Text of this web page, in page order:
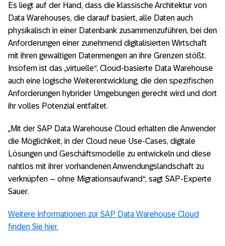
Es liegt auf der Hand, dass die klassische Architektur von
Data Warehouses, die darauf basiert, alle Daten auch
physikalisch in einer Datenbank zusammenzuführen, bei den
Anforderungen einer zunehmend digitalisierten Wirtschaft
mit ihren gewaltigen Datenmengen an ihre Grenzen stößt.
Insofern ist das „virtuelle“, Cloud-basierte Data Warehouse
auch eine logische Weiterentwicklung, die den spezifischen
Anforderungen hybrider Umgebungen gerecht wird und dort
ihr volles Potenzial entfaltet.
„Mit der SAP Data Warehouse Cloud erhalten die Anwender
die Möglichkeit, in der Cloud neue Use-Cases, digitale
Lösungen und Geschäftsmodelle zu entwickeln und diese
nahtlos mit ihrer vorhandenen Anwendungslandschaft zu
verknüpfen – ohne Migrationsaufwand“, sagt SAP-Experte
Sauer.
Weitere Informationen zur SAP Data Warehouse Cloud
finden Sie hier.